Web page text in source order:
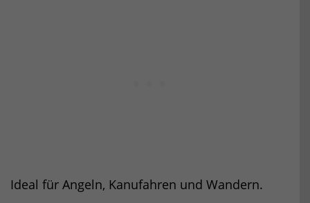
Ideal für Angeln, Kanufahren und Wandern.